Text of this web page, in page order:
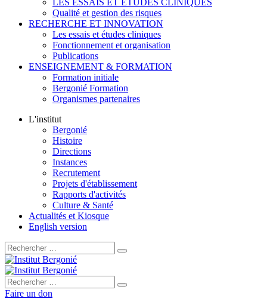
LES ESSAIS ET ÉTUDES CLINIQUES
Qualité et gestion des risques
RECHERCHE ET INNOVATION
Les essais et études cliniques
Fonctionnement et organisation
Publications
ENSEIGNEMENT & FORMATION
Formation initiale
Bergonié Formation
Organismes partenaires
L'institut
Bergonié
Histoire
Directions
Instances
Recrutement
Projets d'établissement
Rapports d'activités
Culture & Santé
Actualités et Kiosque
English version
Rechercher :
Rechercher :
Faire un don